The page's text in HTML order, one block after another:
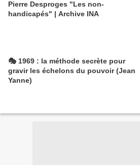
Pierre Desproges "Les non-
handicapés" | Archive INA
🎭 1969 : la méthode secrète pour
gravir les échelons du pouvoir (Jean
Yanne)